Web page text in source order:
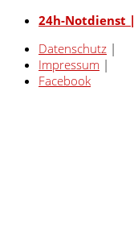
24h-Notdienst |
Datenschutz |
Impressum |
Facebook